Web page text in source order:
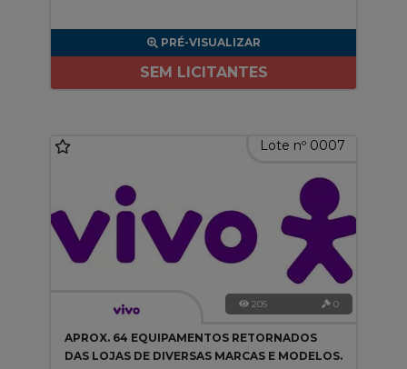
PRÉ-VISUALIZAR
SEM LICITANTES
Lote nº 0007
205 0
APROX. 64 EQUIPAMENTOS RETORNADOS
DAS LOJAS DE DIVERSAS MARCAS E MODELOS.